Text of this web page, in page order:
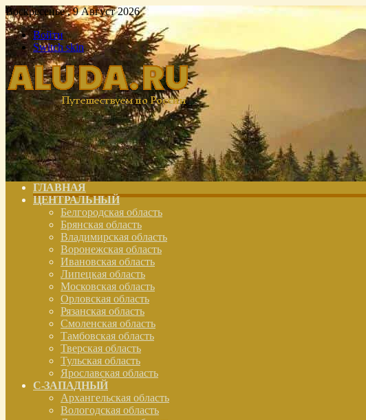
Воскресенье , 9 Август 2026
Войти
Switch skin
ГЛАВНАЯ
ЦЕНТРАЛЬНЫЙ
Белгородская область
Брянская область
Владимирская область
Воронежская область
Ивановская область
Липецкая область
Московская область
Орловская область
Рязанская область
Смоленская область
Тамбовская область
Тверская область
Тульская область
Ярославская область
С-ЗАПАДНЫЙ
Архангельская область
Вологодская область